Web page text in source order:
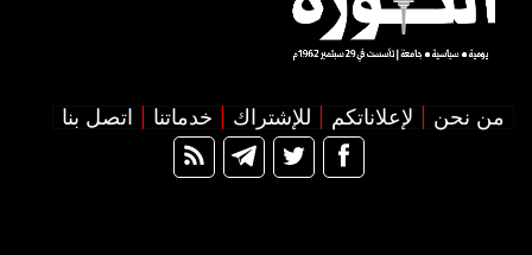
من نحن لإعلاناتكم للإشتراك خدماتنا اتصل بنا